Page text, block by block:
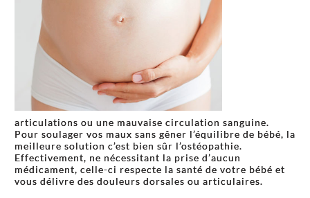
articulations ou une mauvaise circulation sanguine.
Pour soulager vos maux sans gêner l’équilibre de bébé, la
meilleure solution c’est bien sûr l’ostéopathie.
Effectivement, ne nécessitant la prise d’aucun
médicament, celle-ci respecte la santé de votre bébé et
vous délivre des douleurs dorsales ou articulaires.